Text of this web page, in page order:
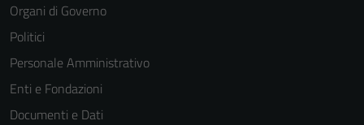
Organi di Governo
Politici
Personale Amministrativo
Enti e Fondazioni
Documenti e Dati